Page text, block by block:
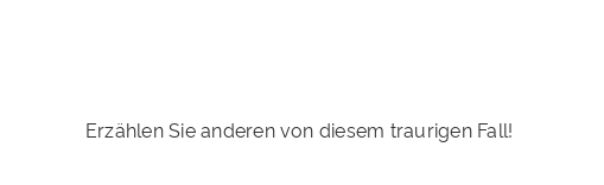
Erzählen Sie anderen von diesem traurigen Fall!